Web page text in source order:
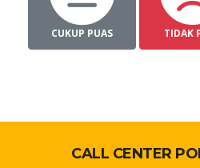
CUKUP PUAS TIDAK
CALL CENTER